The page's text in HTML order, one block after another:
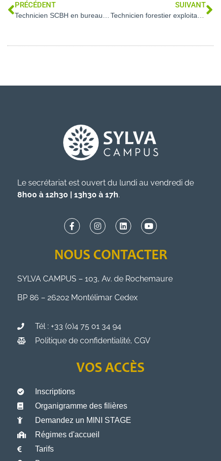
PRÉCÉDENT
Technicien SCBH en bureau d’étude (Peyruis – 04)
SUIVANT
Technicien forestier exploitation / approvisionnement (Saint Flour – 15)
Le secrétariat est ouvert du lundi au vendredi de
8h00 à 12h30 | 13h30 à 17h.
NOUS CONTACTER
SYLVA CAMPUS – 103, Av. de Rochemaure
BP 86 – 26202 Montélimar Cedex
Tél : +33 (0)4 75 01 34 94
Politique de confidentialité, CGV
VOS ACCÈS
Inscriptions
Organigramme des filières
Demandez un MINI STAGE
Régimes d'accueil
Tarifs